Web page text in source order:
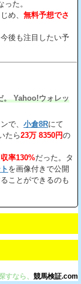
た。
め、 無料予想でさ
後も注目したい予
。 Yahoo!ウォレッ
で、 小倉8Rにて
たら23万 8350円の
収率130%だった。タ
を画像付きで公開
ことができるのも
すなら、 競馬検証.com